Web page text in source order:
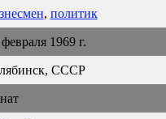
, политик
1969 г.
СССР